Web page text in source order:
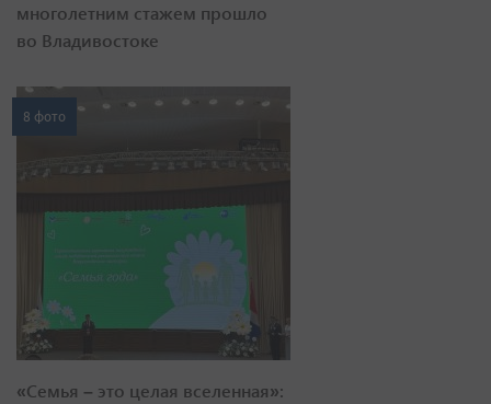
многолетним стажем прошло
во Владивостоке
8 фото
«Семья – это целая вселенная»: